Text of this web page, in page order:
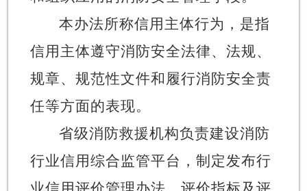
本办法所称信用主体行为，是指
信用主体遵守消防安全法律、法规、
规章、规范性文件和履行消防安全责
任等方面的表现。
省级消防救援机构负责建设消防
行业信用综合监管平台，制定发布行